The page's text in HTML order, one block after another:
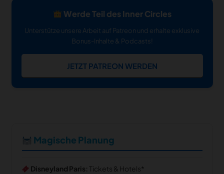
Werde Teil des Inner Circles
Unterstütze unsere Arbeit auf Patreon und erhalte exklusive
Bonus-Inhalte & Podcasts!
JETZT PATREON WERDEN
Magische Planung
Disneyland Paris: Tickets & Hotels